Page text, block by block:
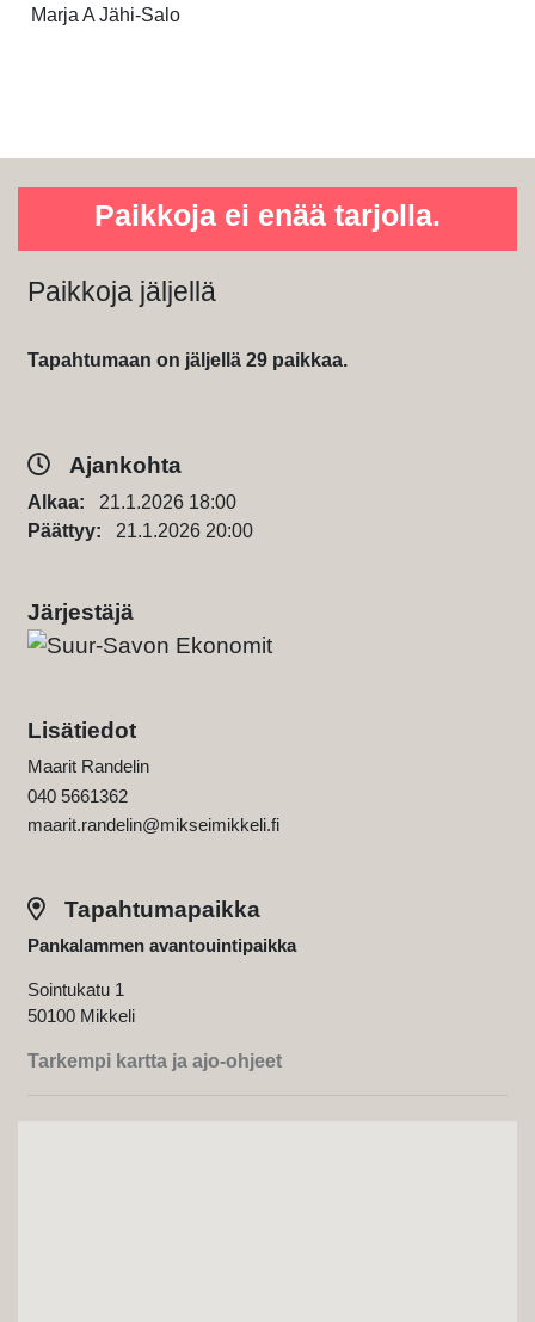
Marja A Jähi-Salo
Paikkoja ei enää tarjolla.
Paikkoja jäljellä
Tapahtumaan on jäljellä 29 paikkaa.
Ajankohta
Alkaa: 21.1.2026 18:00
Päättyy: 21.1.2026 20:00
Järjestäjä
Lisätiedot
Maarit Randelin
040 5661362
maarit.randelin@mikseimikkeli.fi
Tapahtumapaikka
Pankalammen avantouintipaikka
Sointukatu 1
50100 Mikkeli
Tarkempi kartta ja ajo-ohjeet